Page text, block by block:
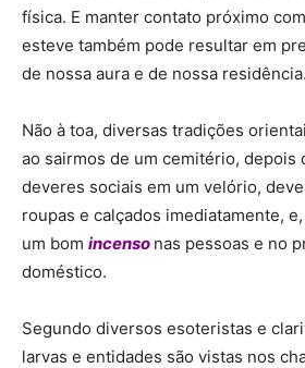
física. E manter contato próximo
esteve também pode resultar em
de nossa aura e de nossa residência.
Não à toa, diversas tradições
ao sairmos de um cemitério, depois
deveres sociais em um velório,
roupas e calçados imediatamente,
um bom incenso nas pessoas e no
doméstico.
Segundo diversos esoteristas e
larvas e entidades são vistas nos